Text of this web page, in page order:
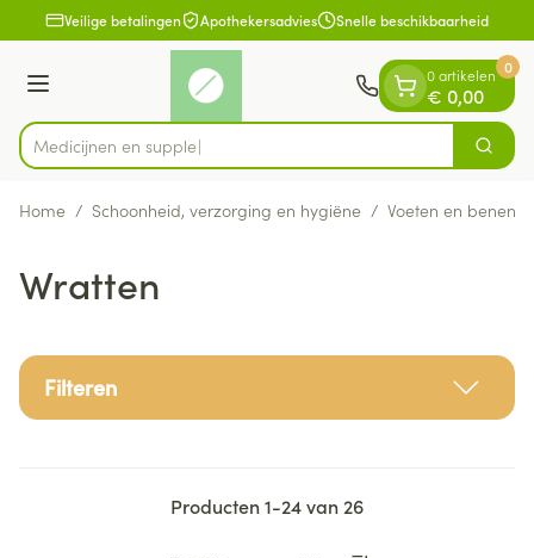
Ga naar de inhoud
1 van 1Veilige betalingen Apothekersadvies Snelle beschikbaarheid
Menu
Product, merk, categorie...
M Zoek
0 artikelen
€ 0,00
0
Home / Schoonheid, verzorging en hygiëne / Voeten en benen
Wratten
Filteren
Producten1-24van 26